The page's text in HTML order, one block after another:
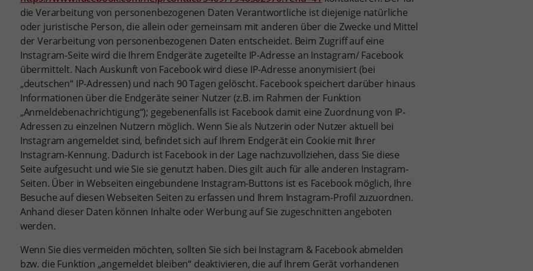
die Verarbeitung von personenbezogenen Daten Verantwortliche ist diejenige natürliche
oder juristische Person, die allein oder gemeinsam mit anderen über die Zwecke und Mittel
der Verarbeitung von personenbezogenen Daten entscheidet. Beim Zugriff auf eine
Instagram-Seite wird die Ihrem Endgeräte zugeteilte IP-Adresse an Instagram/ Facebook
übermittelt. Nach Auskunft von Facebook wird diese IP-Adresse anonymisiert (bei
„deutschen“ IP-Adressen) und nach 90 Tagen gelöscht. Facebook speichert darüber hinaus
Informationen über die Endgeräte seiner Nutzer (z.B. im Rahmen der Funktion
„Anmeldebenachrichtigung“); gegebenenfalls ist Facebook damit eine Zuordnung von IP-
Adressen zu einzelnen Nutzern möglich. Wenn Sie als Nutzerin oder Nutzer aktuell bei
Instagram angemeldet sind, befindet sich auf Ihrem Endgerät ein Cookie mit Ihrer
Instagram-Kennung. Dadurch ist Facebook in der Lage nachzuvollziehen, dass Sie diese
Seite aufgesucht und wie Sie sie genutzt haben. Dies gilt auch für alle anderen Instagram-
Seiten. Über in Webseiten eingebundene Instagram-Buttons ist es Facebook möglich, Ihre
Besuche auf diesen Webseiten Seiten zu erfassen und Ihrem Instagram-Profil zuzuordnen.
Anhand dieser Daten können Inhalte oder Werbung auf Sie zugeschnitten angeboten
werden.
Wenn Sie dies vermeiden möchten, sollten Sie sich bei Instagram & Facebook abmelden
bzw. die Funktion „angemeldet bleiben“ deaktivieren, die auf Ihrem Gerät vorhandenen